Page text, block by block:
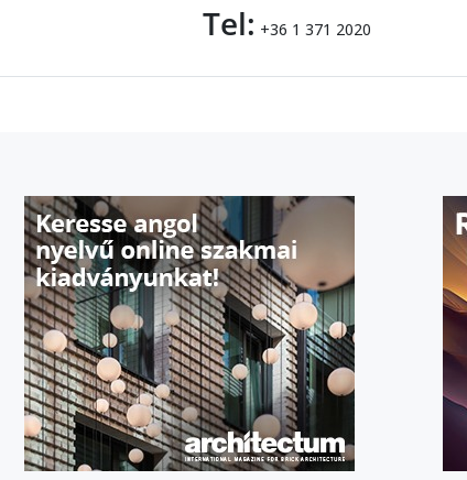
Tel: +36 1 371 2020